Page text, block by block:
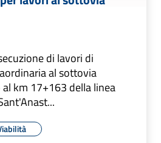
di lavori di
al sottovia
km 17+163 della linea